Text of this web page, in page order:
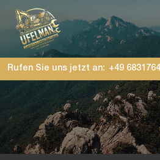
Видеоплеер
Rufen Sie uns jetzt an: +49